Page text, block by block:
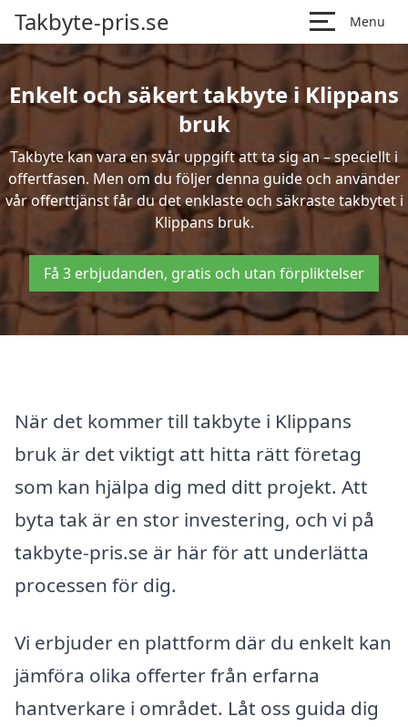
Takbyte-pris.se Menu
Enkelt och säkert takbyte i Klippans
bruk
Takbyte kan vara en svår uppgift att ta sig an – speciellt i
offertfasen. Men om du följer denna guide och använder
vår offerttjänst får du det enklaste och säkraste takbytet i
Klippans bruk.
Få 3 erbjudanden, gratis och utan förpliktelser
När det kommer till takbyte i Klippans
bruk är det viktigt att hitta rätt företag
som kan hjälpa dig med ditt projekt. Att
byta tak är en stor investering, och vi på
takbyte-pris.se är här för att underlätta
processen för dig.
Vi erbjuder en plattform där du enkelt kan
jämföra olika offerter från erfarna
hantverkare i området. Låt oss guida dig